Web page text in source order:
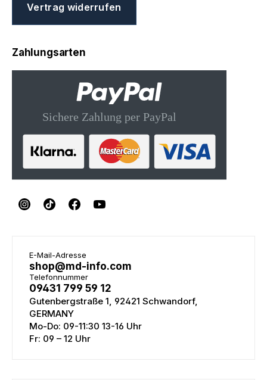
Vertrag widerrufen
Zahlungsarten
E-Mail-Adresse
shop@md-info.com
Telefonnummer
09431 799 59 12
Gutenbergstraße 1, 92421 Schwandorf,
GERMANY
Mo-Do: 09-11:30 13-16 Uhr
Fr: 09 – 12 Uhr